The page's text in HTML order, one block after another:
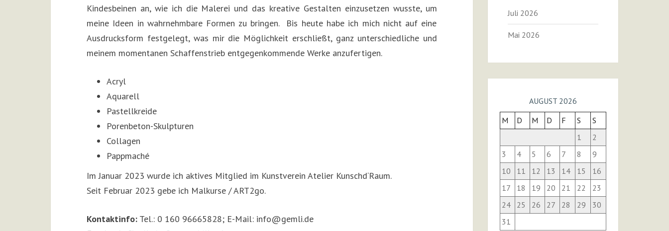
Kindesbeinen an, wie ich die Malerei und das kreative Gestalten einzusetzen wusste, um
meine Ideen in wahrnehmbare Formen zu bringen. Bis heute habe ich mich nicht auf eine
Ausdrucksform festgelegt, was mir die Möglichkeit erschließt, ganz unterschiedliche und
meinem momentanen Schaffenstrieb entgegenkommende Werke anzufertigen.
Acryl
Aquarell
Pastellkreide
Porenbeton-Skulpturen
Collagen
Pappmaché
Im Januar 2023 wurde ich aktives Mitglied im Kunstverein Atelier Kunschd‘Raum.
Seit Februar 2023 gebe ich Malkurse / ART2go.
Kontaktinfo: Tel.: 0 160 96665828; E-Mail: info@gemli.de
Juli 2026
Mai 2026
AUGUST 2026
M
D M D F S
S
1
2
3
4 5 6 7 8
9
10
11 12 13 14 15
16
17
18 19 20 21 22
23
24
25 26 27 28 29
30
31